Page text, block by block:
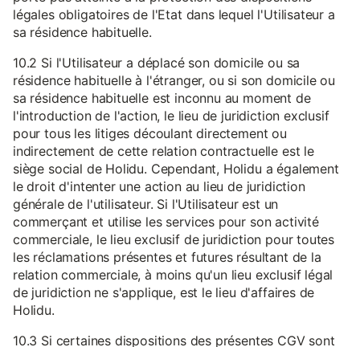
légales obligatoires de l'Etat dans lequel l'Utilisateur a
sa résidence habituelle.
10.2 Si l'Utilisateur a déplacé son domicile ou sa
résidence habituelle à l'étranger, ou si son domicile ou
sa résidence habituelle est inconnu au moment de
l'introduction de l'action, le lieu de juridiction exclusif
pour tous les litiges découlant directement ou
indirectement de cette relation contractuelle est le
siège social de Holidu. Cependant, Holidu a également
le droit d'intenter une action au lieu de juridiction
générale de l'utilisateur. Si l'Utilisateur est un
commerçant et utilise les services pour son activité
commerciale, le lieu exclusif de juridiction pour toutes
les réclamations présentes et futures résultant de la
relation commerciale, à moins qu'un lieu exclusif légal
de juridiction ne s'applique, est le lieu d'affaires de
Holidu.
10.3 Si certaines dispositions des présentes CGV sont